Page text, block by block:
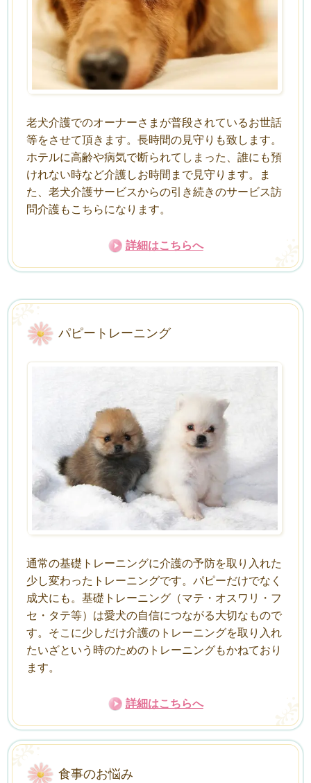
老犬介護でのオーナーさまが普段されているお世話
等をさせて頂きます。長時間の見守りも致します。
ホテルに高齢や病気で断られてしまった、誰にも預
けれない時など介護しお時間まで見守ります。ま
た、老犬介護サービスからの引き続きのサービス訪
問介護もこちらになります。
詳細はこちらへ
パピートレーニング
通常の基礎トレーニングに介護の予防を取り入れた
少し変わったトレーニングです。パピーだけでなく
成犬にも。基礎トレーニング（マテ・オスワリ・フ
セ・タテ等）は愛犬の自信につながる大切なもので
す。そこに少しだけ介護のトレーニングを取り入れ
たいざという時のためのトレーニングもかねており
ます。
詳細はこちらへ
食事のお悩み